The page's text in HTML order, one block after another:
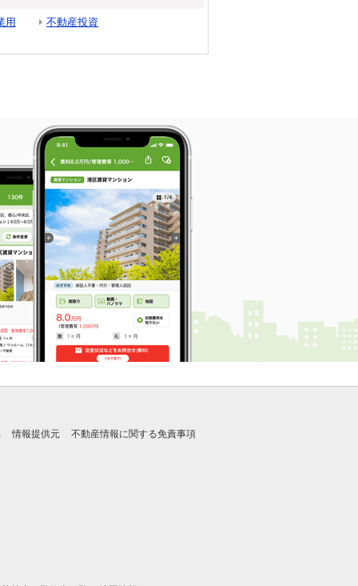
用 不動産投資
情報提供元 不動産情報に関する免責事項